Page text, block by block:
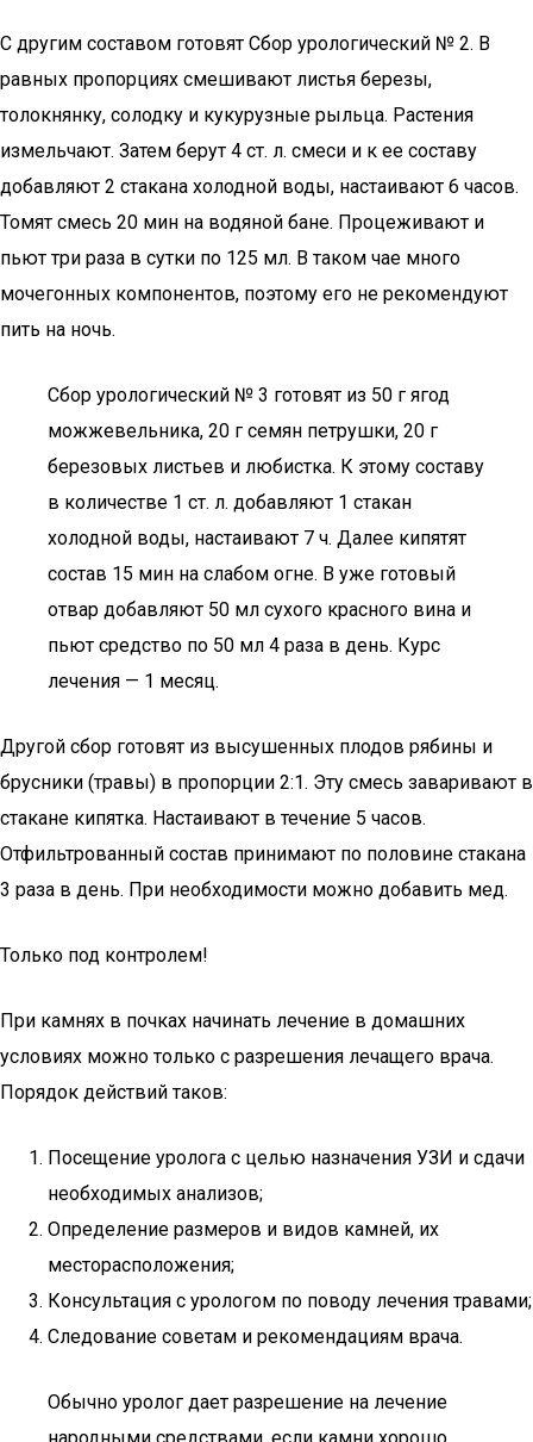
С другим составом готовят Сбор урологический № 2. В
равных пропорциях смешивают листья березы,
толокнянку, солодку и кукурузные рыльца. Растения
измельчают. Затем берут 4 ст. л. смеси и к ее составу
добавляют 2 стакана холодной воды, настаивают 6 часов.
Томят смесь 20 мин на водяной бане. Процеживают и
пьют три раза в сутки по 125 мл. В таком чае много
мочегонных компонентов, поэтому его не рекомендуют
пить на ночь.
Сбор урологический № 3 готовят из 50 г ягод
можжевельника, 20 г семян петрушки, 20 г
березовых листьев и любистка. К этому составу
в количестве 1 ст. л. добавляют 1 стакан
холодной воды, настаивают 7 ч. Далее кипятят
состав 15 мин на слабом огне. В уже готовый
отвар добавляют 50 мл сухого красного вина и
пьют средство по 50 мл 4 раза в день. Курс
лечения — 1 месяц.
Другой сбор готовят из высушенных плодов рябины и
брусники (травы) в пропорции 2:1. Эту смесь заваривают в
стакане кипятка. Настаивают в течение 5 часов.
Отфильтрованный состав принимают по половине стакана
3 раза в день. При необходимости можно добавить мед.
Только под контролем!
При камнях в почках начинать лечение в домашних
условиях можно только с разрешения лечащего врача.
Порядок действий таков:
Посещение уролога с целью назначения УЗИ и сдачи
необходимых анализов;
Определение размеров и видов камней, их
месторасположения;
Консультация с урологом по поводу лечения травами;
Следование советам и рекомендациям врача.
Обычно уролог дает разрешение на лечение